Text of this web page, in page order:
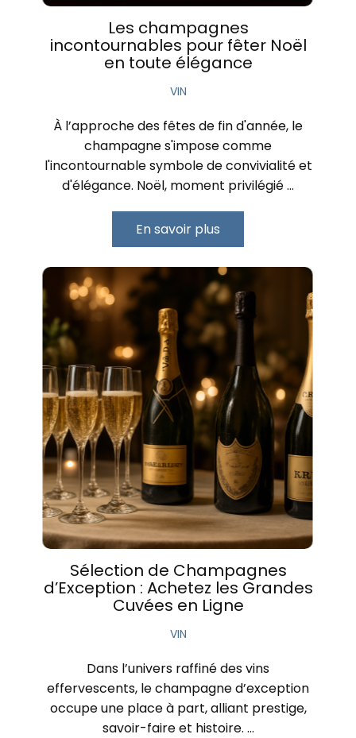
Les champagnes
incontournables pour fêter Noël
en toute élégance
VIN
À l’approche des fêtes de fin d'année, le
champagne s'impose comme
l'incontournable symbole de convivialité et
d'élégance. Noël, moment privilégié …
En savoir plus
Sélection de Champagnes
d’Exception : Achetez les Grandes
Cuvées en Ligne
VIN
Dans l’univers raffiné des vins
effervescents, le champagne d’exception
occupe une place à part, alliant prestige,
savoir-faire et histoire. …